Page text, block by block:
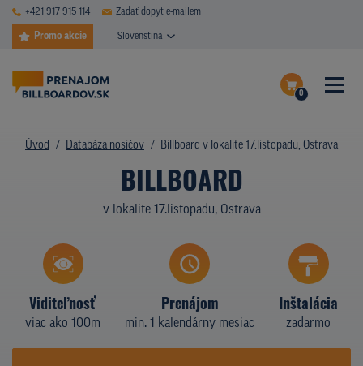
+421 917 915 114 Zadať dopyt e-mailem
Promo akcie Slovenština
0
Dokončiť dopyt
Zobraziť nosiče na mape
DATABÁZA NOSIČOV
PLOCHY V AKCII
TYPY NOSIČOV
Z PRAXE
Úvod Databáza nosičov Billboard v lokalite 17.listopadu, Ostrava
BILLBOARD
v lokalite 17.listopadu, Ostrava
Viditeľnosť
viac ako 100m
Prenájom
min. 1 kalendárny mesiac
Inštalácia
zadarmo